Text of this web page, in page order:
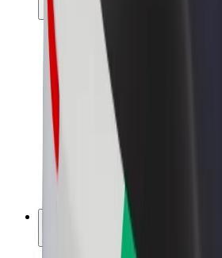
Madereva
Mapato ya dereva
Matarishi
Mapato ya tarishi
Wafanyabiashara wa Bolt Food